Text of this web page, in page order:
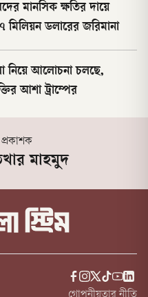
মানসিক ক্ষতির দায়ে
মিলিয়ন ডলারের জরিমানা
নিয়ে আলোচনা চলছে,
আশা ট্রাম্পের
মাহমুদ